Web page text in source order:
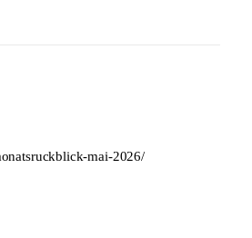
mai-2026/